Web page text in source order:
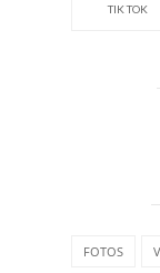
TIK TOK
FOTOS